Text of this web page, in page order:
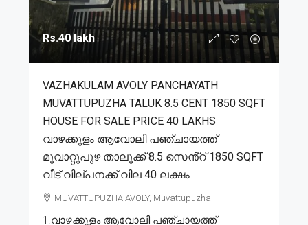
Rs.40 lakh
VAZHAKULAM AVOLY PANCHAYATH
MUVATTUPUZHA TALUK 8.5 CENT 1850 SQFT
HOUSE FOR SALE PRICE 40 LAKHS
വാഴക്കുളം ആവോലി പഞ്ചായത്ത്
മൂവാറ്റുപുഴ താലൂക്ക് 8.5 സെൻ്റ് 1850 SQFT
വീട് വില്പനക്ക് വില 40 ലക്ഷം
MUVATTUPUZHA,AVOLY, Muvattupuzha
1.വാഴക്കുളം ആവോലി പഞ്ചായത്ത്